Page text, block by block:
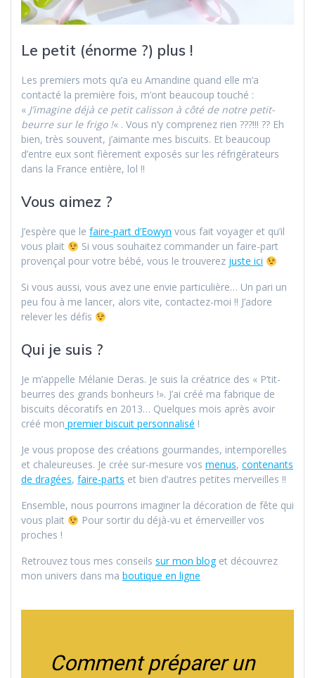
Le petit (énorme ?) plus !
Les premiers mots qu’a eu Amandine quand elle m’a
contacté la première fois, m’ont beaucoup touché :
« J’imagine déjà ce petit calisson à côté de notre petit-
beurre sur le frigo !« . Vous n’y comprenez rien ???!!! ?? Eh
bien, très souvent, j’aimante mes biscuits. Et beaucoup
d’entre eux sont fièrement exposés sur les réfrigérateurs
dans la France entière, lol !!
Vous aimez ?
J’espère que le faire-part d’Eowyn vous fait voyager et qu’il
vous plait
Si vous souhaitez commander un faire-part
provençal pour votre bébé, vous le trouverez juste ici
Si vous aussi, vous avez une envie particulière… Un pari un
peu fou à me lancer, alors vite, contactez-moi !! J’adore
relever les défis
Qui je suis ?
Je m’appelle Mélanie Deras. Je suis la créatrice des « P’tit-
beurres des grands bonheurs !». J’ai créé ma fabrique de
biscuits décoratifs en 2013… Quelques mois après avoir
créé mon premier biscuit personnalisé !
Je vous propose des créations gourmandes, intemporelles
et chaleureuses. Je crée sur-mesure vos menus, contenants
de dragées, faire-parts et bien d’autres petites merveilles !!
Ensemble, nous pourrons imaginer la décoration de fête qui
vous plait
Pour sortir du déjà-vu et émerveiller vos
proches !
Retrouvez tous mes conseils sur mon bloget découvrez
mon univers dans ma boutique en ligne
Comment préparer un